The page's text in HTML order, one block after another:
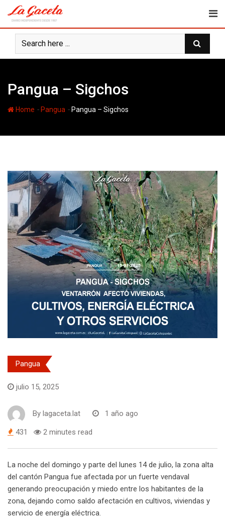
content
Pangua – Sigchos
Home - Pangua - Pangua – Sigchos
Pangua
julio 15, 2025
By lagaceta.lat 1 año ago
431 2 minutes read
La noche del domingo y parte del lunes 14 de julio, la zona alta
del cantón Pangua fue afectada por un fuerte vendaval
generando preocupación y miedo entre los habitantes de la
zona, dejando como saldo afectación en cultivos, viviendas y
servicio de energía eléctrica.